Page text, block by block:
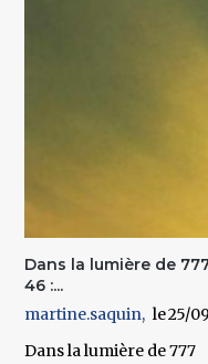
Dans la lumière de
46 :...
martine.saquin
25/
Dans la lumière de 777